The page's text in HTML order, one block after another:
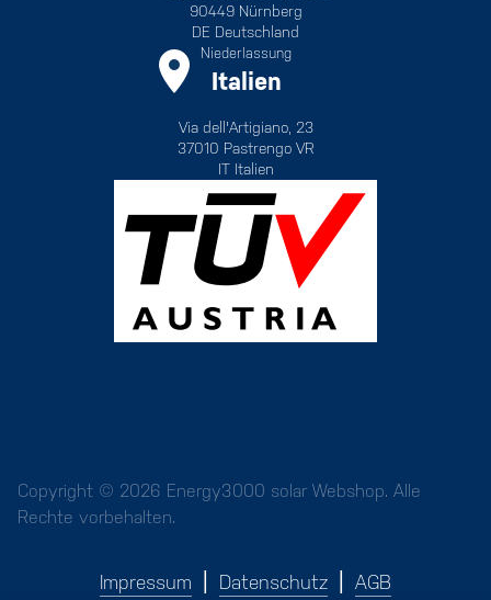
90449 Nürnberg
DE Deutschland
Niederlassung
Italien
Via dell'Artigiano, 23
37010 Pastrengo VR
IT Italien
Copyright © 2026 Energy3000 solar Webshop. Alle
Rechte vorbehalten.
Impressum Datenschutz AGB